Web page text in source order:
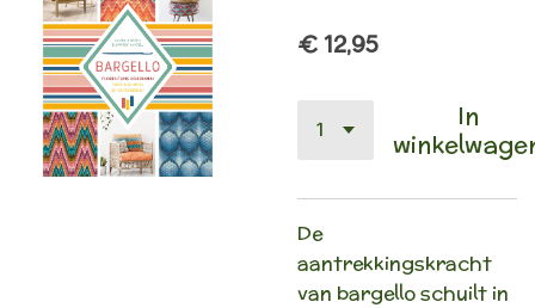
€ 12,95
In
De
aantrekkingskracht
van bargello schuilt in